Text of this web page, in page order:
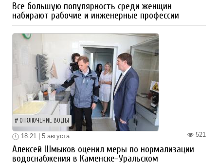
Все большую популярность среди женщин
набирают рабочие и инженерные профессии
ОТКЛЮЧЕНИЕ ВОДЫ
521
18:21 | 5 августа
Алексей Шмыков оценил меры по нормализации
водоснабжения в Каменске-Уральском